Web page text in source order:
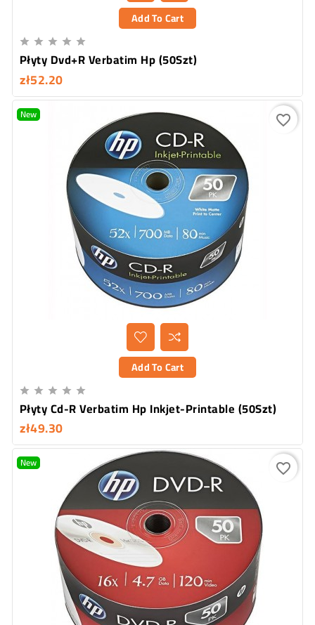
Add To Cart
    
Płyty Dvd+R Verbatim Hp (50Szt)
zł52.20
New
Add To Cart
    
Płyty Cd-R Verbatim Hp Inkjet-Printable (50Szt)
zł49.30
favorite_border
New favorite_border